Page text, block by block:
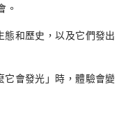
。
和歷史，以及它們發出
它會發光」時，體驗會變